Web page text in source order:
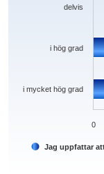
Jag uppfattar
i mycket hög grad
i hög grad
delvis
0